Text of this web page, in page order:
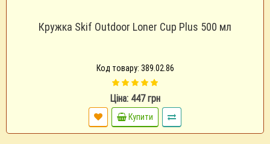
Кружка Skif Outdoor Loner Cup Plus 500 мл
Код товару: 389.02.86
Ціна: 447 грн
Купити